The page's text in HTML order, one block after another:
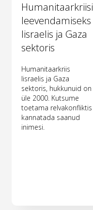
Humanitaarkriisi
leevendamiseks
Iisraelis ja Gaza
sektoris
Humanitaarkriis
Iisraelis ja Gaza
sektoris, hukkunuid on
üle 2000. Kutsume
toetama relvakonfliktis
kannatada saanud
inimesi.